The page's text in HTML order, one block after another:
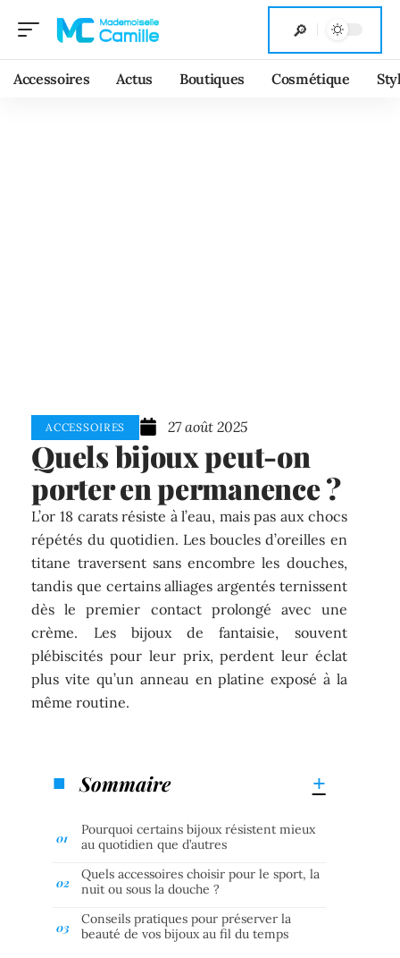
Accessoires Actus Boutiques Cosmétique
ACCESSOIRES 27 août 2025
Quels bijoux peut-on
porter en permanence ?
L’or 18 carats résiste à l’eau, mais pas aux chocs
répétés du quotidien. Les boucles d’oreilles en
titane traversent sans encombre les douches,
tandis que certains alliages argentés ternissent
dès le premier contact prolongé avec une
crème. Les bijoux de fantaisie, souvent
plébiscités pour leur prix, perdent leur éclat
plus vite qu’un anneau en platine exposé à la
même routine.
Sommaire
Pourquoi certains bijoux résistent mieux
au quotidien que d’autres
Quels accessoires choisir pour le sport, la
nuit ou sous la douche ?
Conseils pratiques pour préserver la
beauté de vos bijoux au fil du temps